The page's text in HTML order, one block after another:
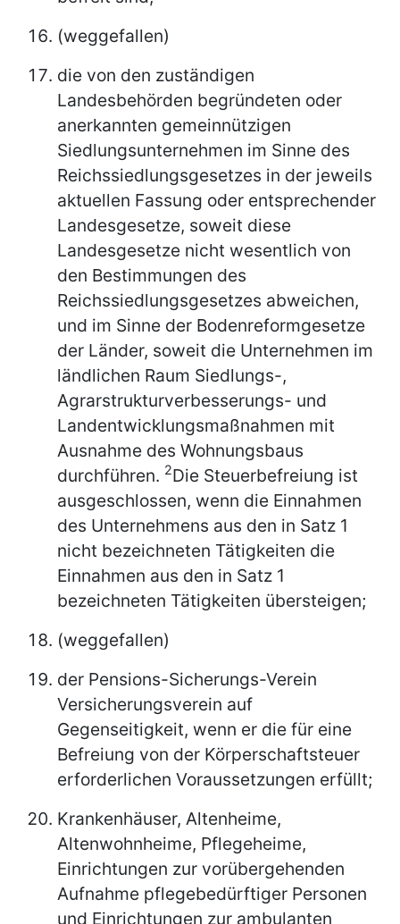
(weggefallen)
die von den zuständigen
Landesbehörden begründeten oder
anerkannten gemeinnützigen
Siedlungsunternehmen im Sinne des
Reichssiedlungsgesetzes in der jeweils
aktuellen Fassung oder entsprechender
Landesgesetze, soweit diese
Landesgesetze nicht wesentlich von
den Bestimmungen des
Reichssiedlungsgesetzes abweichen,
und im Sinne der Bodenreformgesetze
der Länder, soweit die Unternehmen im
ländlichen Raum Siedlungs-,
Agrarstrukturverbesserungs- und
Landentwicklungsmaßnahmen mit
Ausnahme des Wohnungsbaus
durchführen. 2Die Steuerbefreiung ist
ausgeschlossen, wenn die Einnahmen
des Unternehmens aus den in Satz 1
nicht bezeichneten Tätigkeiten die
Einnahmen aus den in Satz 1
bezeichneten Tätigkeiten übersteigen;
(weggefallen)
der Pensions-Sicherungs-Verein
Versicherungsverein auf
Gegenseitigkeit, wenn er die für eine
Befreiung von der Körperschaftsteuer
erforderlichen Voraussetzungen erfüllt;
Krankenhäuser, Altenheime,
Altenwohnheime, Pflegeheime,
Einrichtungen zur vorübergehenden
Aufnahme pflegebedürftiger Personen
und Einrichtungen zur ambulanten